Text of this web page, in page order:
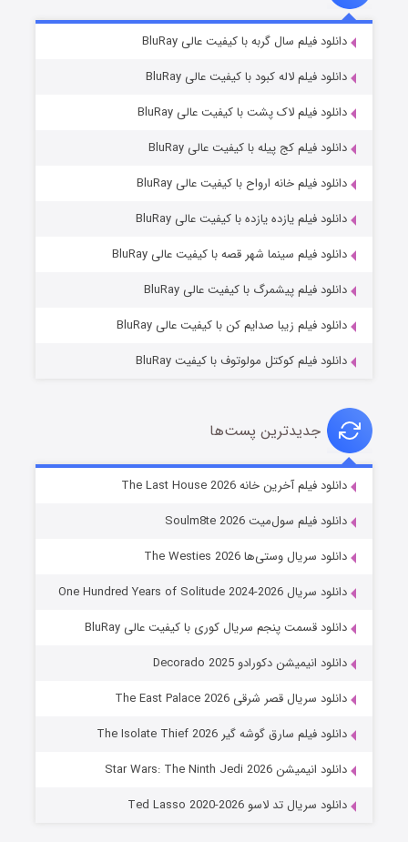
قسمت7 (زیرنویس) منتشر شد
خاندان اژدها فصل ۳
جادوگری در مغولستان
قسمت14 (زیرنویس) منتشر شد
دانلود فیلم سال گربه با کیفیت عالی BluRay
دانلود فیلم لاله کبود با کیفیت عالی BluRay
دانلود فیلم لاک پشت با کیفیت عالی BluRay
دانلود فیلم کج‌ پیله با کیفیت عالی BluRay
دانلود فیلم خانه ارواح با کیفیت عالی BluRay
دانلود فیلم یازده یازده با کیفیت عالی BluRay
دانلود فیلم سینما شهر قصه با کیفیت عالی BluRay
دانلود فیلم پیشمرگ با کیفیت عالی BluRay
دانلود فیلم زیبا صدایم کن با کیفیت عالی BluRay
دانلود فیلم کوکتل مولوتوف با کیفیت BluRay
جدیدترین پست‌ها
دانلود فیلم آخرین خانه The Last House 2026
دانلود فیلم سول‌میت Soulm8te 2026
دانلود سریال وستی‌ها The Westies 2026
دانلود سریال One Hundred Years of Solitude 2024-2026
دانلود قسمت پنجم سریال کوری با کیفیت عالی BluRay
دانلود انیمیشن دکورادو Decorado 2025
دانلود سریال قصر شرقی The East Palace 2026
دانلود فیلم سارق گوشه گیر The Isolate Thief 2026
دانلود انیمیشن Star Wars: The Ninth Jedi 2026
دانلود سریال تد لاسو Ted Lasso 2020-2026